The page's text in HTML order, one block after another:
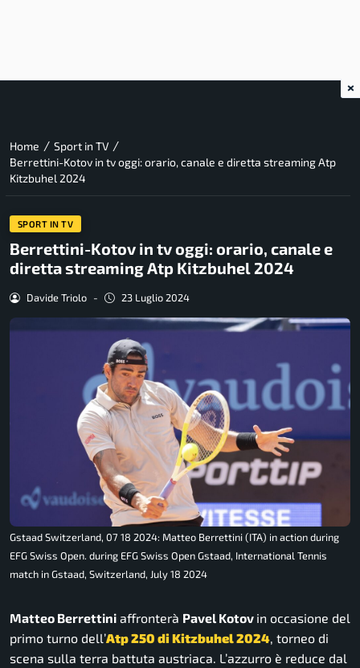
Home / Sport in TV /
Berrettini-Kotov in tv oggi: orario, canale e diretta streaming Atp
Kitzbuhel 2024
SPORT IN TV
Berrettini-Kotov in tv oggi: orario, canale e
diretta streaming Atp Kitzbuhel 2024
Davide Triolo - 23 Luglio 2024
Gstaad Switzerland, 07 18 2024: Matteo Berrettini (ITA) in action during
EFG Swiss Open. during EFG Swiss Open Gstaad, International Tennis
match in Gstaad, Switzerland, July 18 2024
Matteo Berrettini affronterà Pavel Kotov in occasione del
primo turno dell’Atp 250 di Kitzbuhel 2024, torneo di
scena sulla terra battuta austriaca. L’azzurro è reduce dal
×